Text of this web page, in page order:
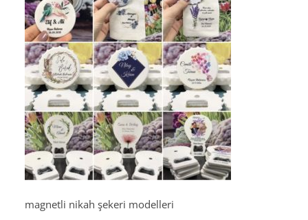
magnetli nikah şekeri modelleri